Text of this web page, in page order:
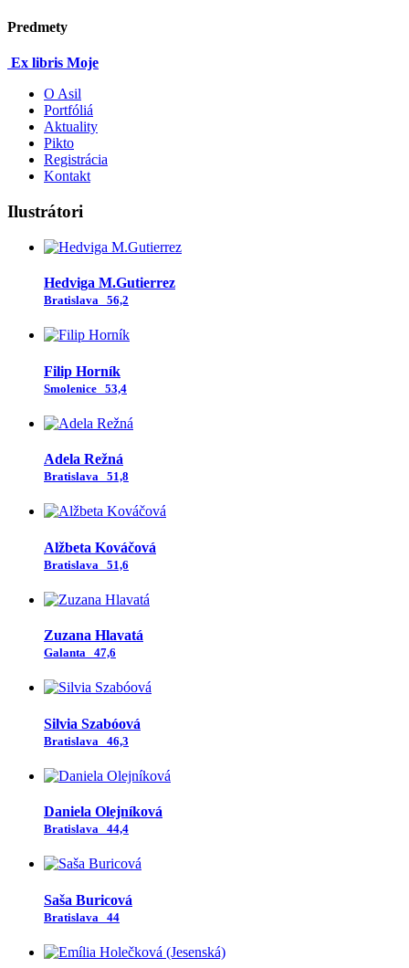
Predmety
Ex libris Moje
O Asil
Portfóliá
Aktuality
Pikto
Registrácia
Kontakt
Ilustrátori
Hedviga M.Gutierrez
Bratislava 56,2
Filip Horník
Smolenice 53,4
Adela Režná
Bratislava 51,8
Alžbeta Kováčová
Bratislava 51,6
Zuzana Hlavatá
Galanta 47,6
Silvia Szabóová
Bratislava 46,3
Daniela Olejníková
Bratislava 44,4
Saša Buricová
Bratislava 44